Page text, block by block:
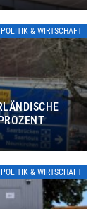
POLITIK & WIRTSCHAFT
POLITIK & WIRTSCHAFT